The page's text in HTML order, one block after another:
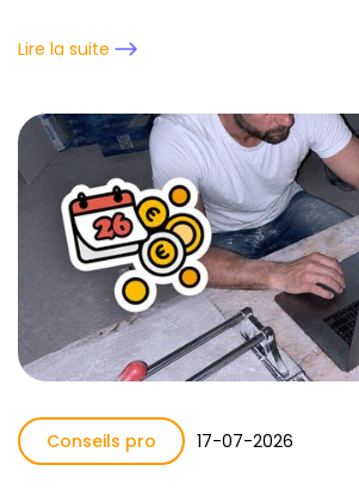
Lire la suite
Conseils pro 17-07-2026